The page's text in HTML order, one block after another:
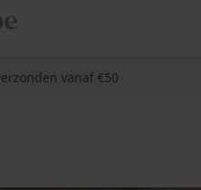
vanaf €50